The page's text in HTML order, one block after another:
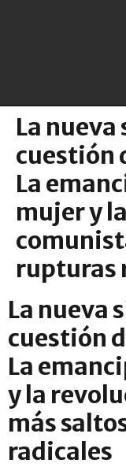
La nueva
cuestión
La
mujer y
rupturas
La nueva
cuestión
La
y la
más
radicales